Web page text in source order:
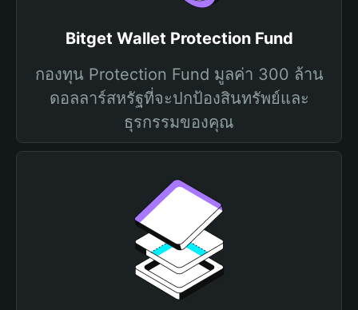
Bitget Wallet Protection Fund
กองทุน Protection Fund มูลค่า 300 ล้าน
ดอลลาร์สหรัฐที่จะปกป้องสินทรัพย์และ
ธุรกรรมของคุณ